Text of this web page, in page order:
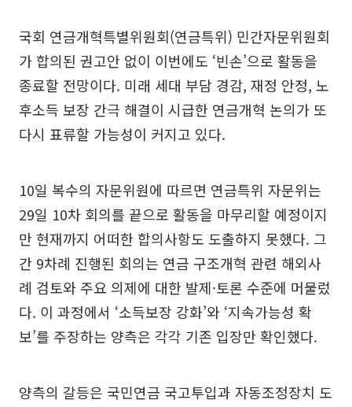
국회 연금개혁특별위원회(연금특위) 민간자문위원회
가 합의된 권고안 없이 이번에도 ‘빈손’으로 활동을
종료할 전망이다. 미래 세대 부담 경감, 재정 안정, 노
후소득 보장 간극 해결이 시급한 연금개혁 논의가 또
다시 표류할 가능성이 커지고 있다.
10일 복수의 자문위원에 따르면 연금특위 자문위는
29일 10차 회의를 끝으로 활동을 마무리할 예정이지
만 현재까지 어떠한 합의사항도 도출하지 못했다. 그
간 9차례 진행된 회의는 연금 구조개혁 관련 해외사
례 검토와 주요 의제에 대한 발제·토론 수준에 머물렀
다. 이 과정에서 ‘소득보장 강화’와 ‘지속가능성 확
보’를 주장하는 양측은 각각 기존 입장만 확인했다.
양측의 갈등은 국민연금 국고투입과 자동조정장치 도